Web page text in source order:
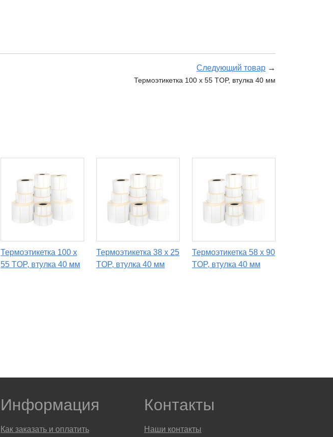
Следующий товар →
Термоэтикетка 100 х 55 TOP, втулка 40 мм
Термоэтикетка 100 х
55 TOP, втулка 40 мм
Термоэтикетка 38 х 25
TOP, втулка 40 мм
Термоэтикетка 58 х 90
TOP, втулка 40 мм
Информация
Как заказать и оплатить
Контакты
Наши контакты